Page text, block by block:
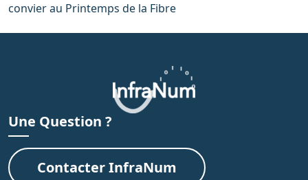
convier au Printemps de la Fibre
Une Question ?
Contacter InfraNum